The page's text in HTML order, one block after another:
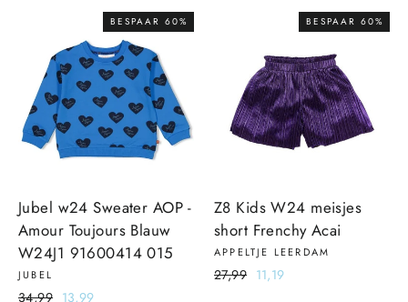
BESPAAR 60%
Jubel w24 Sweater AOP -
Amour Toujours Blauw
W24J1 91600414 015
JUBEL
Normale
34,99 Sale
13,99
BESPAAR 60%
Z8 Kids W24 meisjes
short Frenchy Acai
APPELTJE LEERDAM
Normale
27,99 Sale
11,19